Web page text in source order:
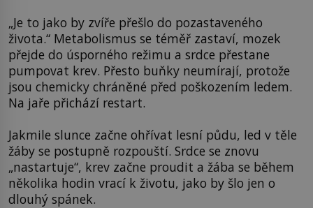
„Je to jako by zvíře přešlo do pozastaveného
života.“ Metabolismus se téměř zastaví, mozek
přejde do úsporného režimu a srdce přestane
pumpovat krev. Přesto buňky neumírají, protože
jsou chemicky chráněné před poškozením ledem.
Na jaře přichází restart.
Jakmile slunce začne ohřívat lesní půdu, led v těle
žáby se postupně rozpouští. Srdce se znovu
„nastartuje“, krev začne proudit a žába se během
několika hodin vrací k životu, jako by šlo jen o
dlouhý spánek.